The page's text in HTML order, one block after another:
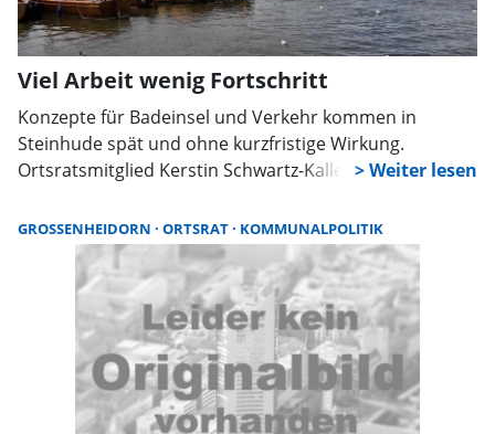
Viel Arbeit wenig Fortschritt
Konzepte für Badeinsel und Verkehr kommen in
Steinhude spät und ohne kurzfristige Wirkung.
Ortsratsmitglied Kerstin Schwartz-Kallendorf übt
der CDU aus. Sie will künftig parteilos kandidieren.
GROSSENHEIDORN ORTSRAT KOMMUNALPOLITIK